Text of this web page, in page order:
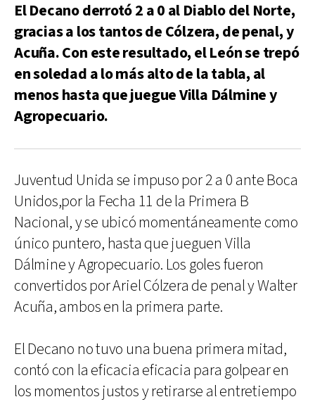
El Decano derrotó 2 a 0 al Diablo del Norte,
gracias a los tantos de Cólzera, de penal, y
Acuña. Con este resultado, el León se trepó
en soledad a lo más alto de la tabla, al
menos hasta que juegue Villa Dálmine y
Agropecuario.
Juventud Unida se impuso por 2 a 0 ante Boca
Unidos,por la Fecha 11 de la Primera B
Nacional, y se ubicó momentáneamente como
único puntero, hasta que jueguen Villa
Dálmine y Agropecuario. Los goles fueron
convertidos por Ariel Cólzera de penal y Walter
Acuña, ambos en la primera parte.
El Decano no tuvo una buena primera mitad,
contó con la eficacia eficacia para golpear en
los momentos justos y retirarse al entretiempo